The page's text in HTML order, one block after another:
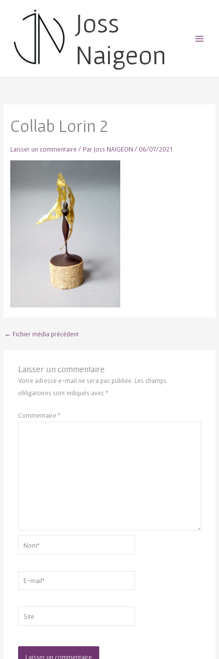
Joss
Naigeon
Collab Lorin 2
Laisser un commentaire / Par Joss NAIGEON / 06/07/2021
← Fichier média précédent
Laisser un commentaire
Votre adresse e-mail ne sera pas publiée. Les champs
obligatoires sont indiqués avec*
Commentaire *
mail*